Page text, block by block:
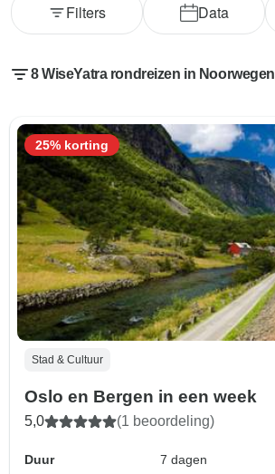
Data
Filters
8 WiseYatra rondreizen in Noorwegen
Stad & Cultuur
Oslo en Bergen in een week
5,0 (1 beoordeling)
Duur
7 dagen
25% korting